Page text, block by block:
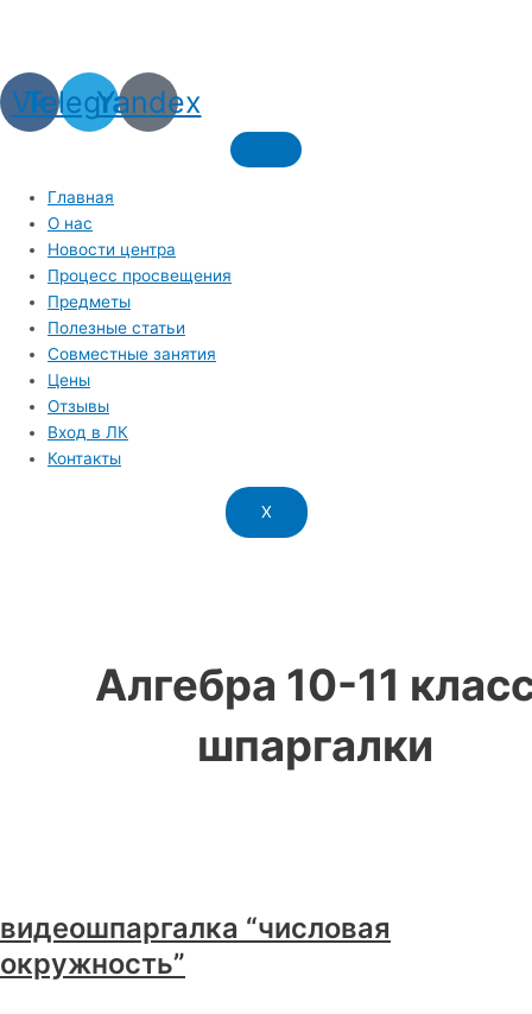
Vk
Telegram
Yandex
Главная
О нас
Новости центра
Процесс просвещения
Предметы
Полезные статьи
Совместные занятия
Цены
Отзывы
Вход в ЛК
Контакты
X
Алгебра 10-11
шпаргалки
видеошпаргалка “числовая
окружность”